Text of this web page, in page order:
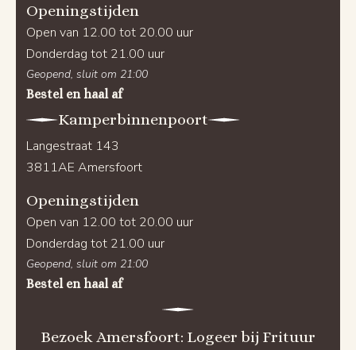
Openingstijden
Open van 12.00 tot 20.00 uur
Donderdag tot 21.00 uur
Geopend, sluit om 21:00
Bestel en haal af
Kamperbinnenpoort
Langestraat 143
3811AE Amersfoort
Openingstijden
Open van 12.00 tot 20.00 uur
Donderdag tot 21.00 uur
Geopend, sluit om 21:00
Bestel en haal af
Bezoek Amersfoort: Logeer bij Frituur